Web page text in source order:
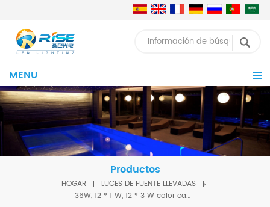
MENU
Productos
HOGAR
LUCES DE FUENTE LLEVADAS
36W, 12 * 1 W, 12 * 3 W color cambiante llevó la luz de la fuente